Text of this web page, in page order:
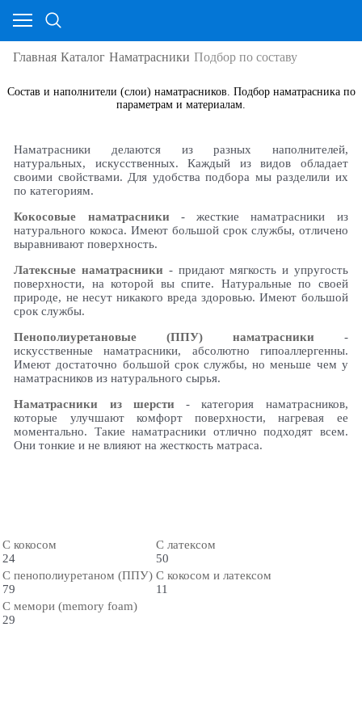
Главная Каталог Наматрасники Подбор по составу
Состав и наполнители (слои) наматрасников. Подбор наматрасника по
параметрам и материалам.
Наматрасники делаются из разных наполнителей,
натуральных, искусственных. Каждый из видов обладает
своими свойствами. Для удобства подбора мы разделили их
по категориям.
Кокосовые наматрасники - жесткие наматрасники из
натурального кокоса. Имеют большой срок службы, отличено
выравнивают поверхность.
Латексные наматрасники - придают мягкость и упругость
поверхности, на которой вы спите. Натуральные по своей
природе, не несут никакого вреда здоровью. Имеют большой
срок службы.
Пенополиуретановые (ППУ) наматрасники -
искусственные наматрасники, абсолютно гипоаллергенны.
Имеют достаточно большой срок службы, но меньше чем у
наматрасников из натурального сырья.
Наматрасники из шерсти - категория наматрасников,
которые улучшают комфорт поверхности, нагревая ее
моментально. Такие наматрасники отлично подходят всем.
Они тонкие и не влияют на жесткость матраса.
С кокосом
24
С латексом
50
С пенополиуретаном (ППУ)
79
С кокосом и латексом
11
С мемори (memory foam)
29